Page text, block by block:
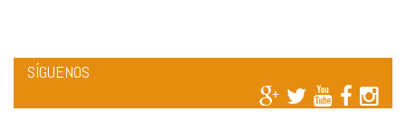
SÍGUENOS